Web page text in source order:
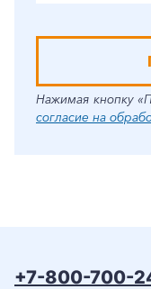
Нажимая кнопку
согласие на
+7-800-700-